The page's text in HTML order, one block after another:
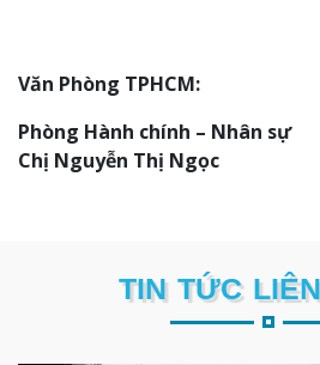
Văn Phòng TPHCM:
Phòng Hành chính – Nhân sự
Chị Nguyễn Thị Ngọc
TIN TỨC